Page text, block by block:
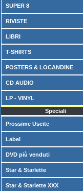
SUPER 8
RIVISTE
LIBRI
T-SHIRTS
POSTERS & LOCANDINE
CD AUDIO
LP - VINYL
Speciali
Prossime Uscite
Label
DVD più venduti
Star & Starlette
Star & Starlette XXX